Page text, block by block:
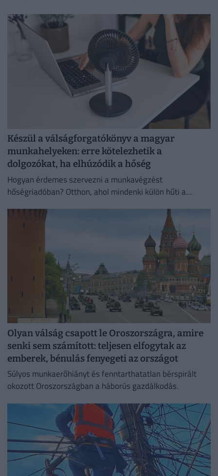
Készül a válságforgatókönyv a magyar
munkahelyeken: erre kötelezhetik a
dolgozókat, ha elhúzódik a hőség
Hogyan érdemes szervezni a munkavégzést
hőségriadóban? Otthon, ahol mindenki külön hűti a
irodaházban, ahol a hűtés központilag működik.
Olyan válság csapott le Oroszországra, amire
senki sem számított: teljesen elfogytak az
emberek, bénulás fenyegeti az országot
Súlyos munkaerőhiányt és fenntarthatatlan bérspirált
okozott Oroszországban a háborús gazdálkodás.